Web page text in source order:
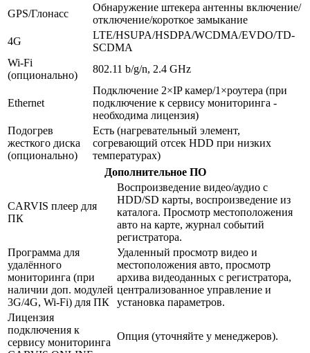
GPS/Глонасс
Обнаружение штекера антенны включение/
отключение/короткое замыкание
4G
LTE/HSUPA/HSDPA/WCDMA/EVDO/TD-
SCDMA
Wi-Fi
(опционально)
802.11 b/g/n, 2.4 GHz
Ethernet
Подключение 2×IP камер/1×роутера (при
подключение к сервису мониторинга -
необходима лицензия)
Подогрев
жесткого диска
(опционально)
Есть (нагревательный элемент,
согревающий отсек HDD при низких
температурах)
Дополнительное ПО
CARVIS плеер для
ПК
Воспроизведение видео/аудио с
HDD/SD карты, воспроизведение из
каталога. Просмотр местоположения
авто на карте, журнал событий
регистратора.
Программа для
удалённого
мониторинга (при
наличии доп. модулей
3G/4G, Wi-Fi) для ПК
Удаленный просмотр видео и
местоположения авто, просмотр
архива видеоданных с регистратора,
централизованное управление и
установка параметров.
Лицензия
подключения к
сервису мониторинга
Опция (уточняйте у менеджеров).